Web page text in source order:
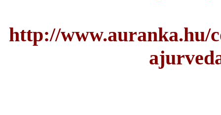
http://www.auranka.hu/